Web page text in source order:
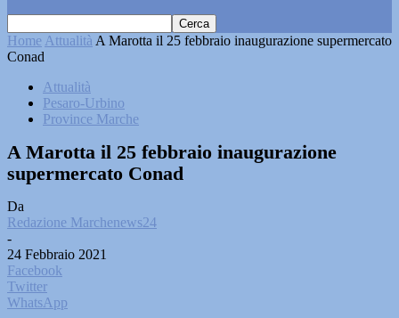
Home Attualità A Marotta il 25 febbraio inaugurazione supermercato
Conad
Attualità
Pesaro-Urbino
Province Marche
A Marotta il 25 febbraio inaugurazione
supermercato Conad
Da
Redazione Marchenews24
-
24 Febbraio 2021
Facebook
Twitter
WhatsApp